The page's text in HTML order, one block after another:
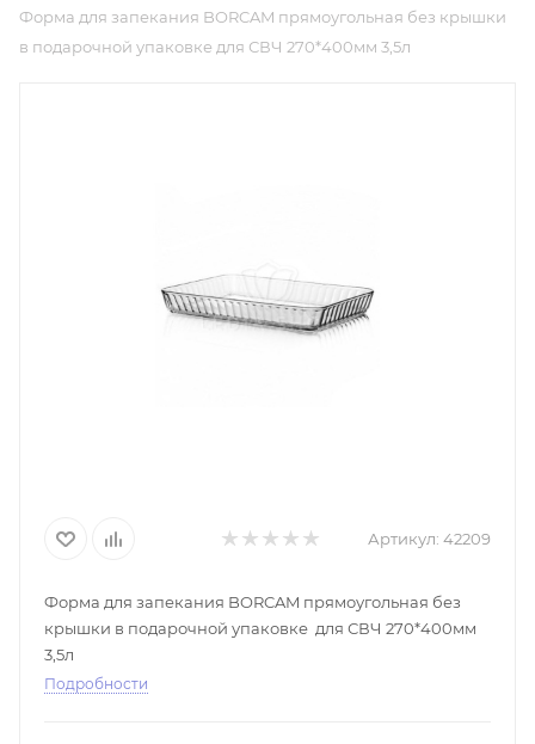
Форма для запекания BORCAM прямоугольная без крышки
в подарочной упаковке для СВЧ 270*400мм 3,5л
Артикул: 42209
Форма для запекания BORCAM прямоугольная без
крышки в подарочной упаковке для СВЧ 270*400мм
3,5л
Подробности